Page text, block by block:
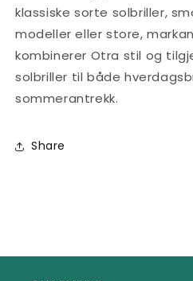
klassiske sorte solbriller,
modeller eller store,
kombinerer Otra stil og
solbriller til både
sommerantrekk.
Share